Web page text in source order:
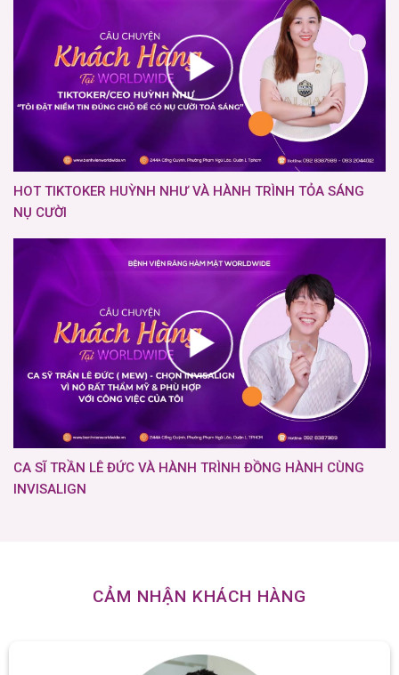
HOT TIKTOKER HUỲNH NHƯ VÀ HÀNH TRÌNH TỎA SÁNG
NỤ CƯỜI
CA SĨ TRẦN LÊ ĐỨC VÀ HÀNH TRÌNH ĐỒNG HÀNH CÙNG
INVISALIGN
CẢM NHẬN KHÁCH HÀNG